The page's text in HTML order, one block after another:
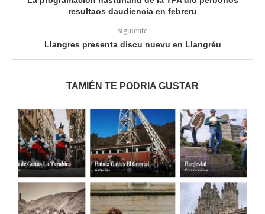
resultaos daudiencia en febreru
siguiente
Llangres presenta discu nuevu en Llangréu
TAMIÉN TE PODRIA GUSTAR